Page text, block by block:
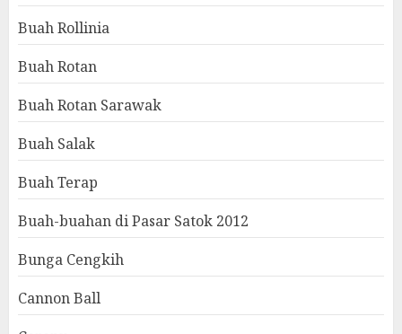
Buah Rollinia
Buah Rotan
Buah Rotan Sarawak
Buah Salak
Buah Terap
Buah-buahan di Pasar Satok 2012
Bunga Cengkih
Cannon Ball